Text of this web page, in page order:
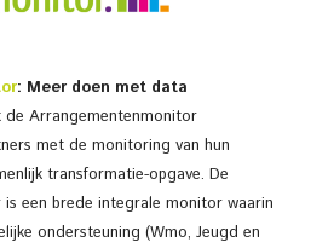
: Meer doen met data
de Arrangementenmonitor
met de monitoring van hun
transformatie-opgave. De
een brede integrale monitor waarin
ondersteuning (Wmo, Jeugd en